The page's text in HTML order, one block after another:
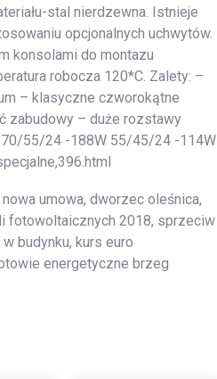
stal nierdzewna. Istnieje
opcjonalnych uchwytów.
konsolami do montazu
robocza 120*C. Zalety: –
– klasyczne czworokątne
zabudowy – duże rozstawy
55/24 -188W 55/45/24 -114W
umowa, dworzec oleśnica,
fotowoltaicznych 2018, sprzeciw
budynku, kurs euro
energetyczne brzeg